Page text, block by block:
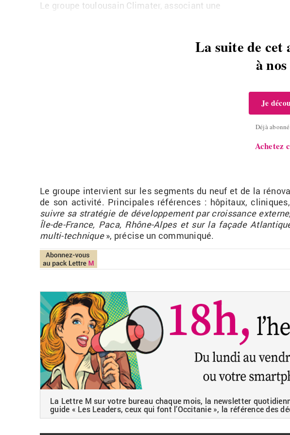
Le groupe tou­lou­sain Cli­ma­ter, as­so­ciant une
La suite de cet
à nos
Je
Déjà
Achetez
Le groupe in­ter­vient sur les seg­ments du neuf et de la
de son ac­ti­vité. Prin­ci­pales ré­fé­rences : hô­pi­taux,
suivre sa stra­té­gie de dé­ve­lop­pe­ment par crois­sance
Île-de-France, Paca, Rhône-Alpes et sur la fa­çade
multi-tech­nique», pré­cise un com­mu­ni­qué.
La Lettre M sur votre bureau chaque mois, la newsletter
guide « Les Leaders, ceux qui font l’Occitanie », la référence des